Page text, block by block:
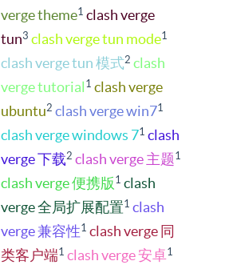
verge theme1 clash verge
tun3 clash verge tun mode1
clash verge tun 模式2 clash
verge tutorial 1 clash verge
ubuntu2 clash verge win71
clash verge windows 71 clash
verge 下载2 clash verge 主题1
clash verge 便携版 1 clash
verge 全局扩展配置1 clash
verge 兼容性1 clash verge 同
类客户端1 clash verge 安卓1